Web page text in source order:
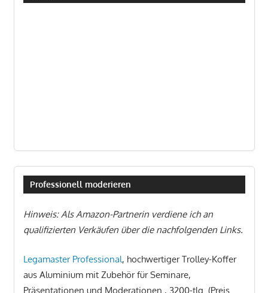
Professionell moderieren
Hinweis: Als Amazon-Partnerin verdiene ich an
qualifizierten Verkäufen über die nachfolgenden Links.
Legamaster Professional, hochwertiger Trolley-Koffer
aus Aluminium mit Zubehör für Seminare,
Präsentationen und Moderationen , 3200-tlg. (Preis